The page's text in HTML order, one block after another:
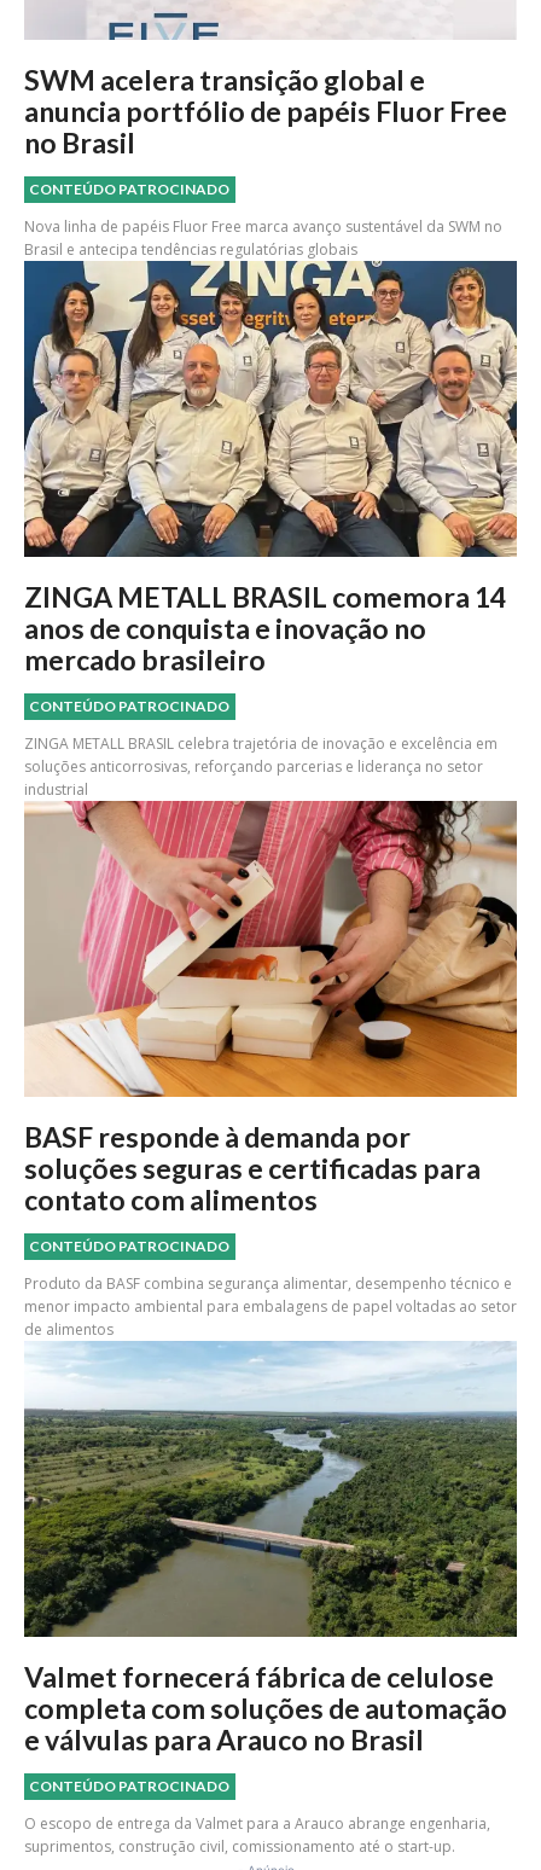
SWM acelera transição global e
anuncia portfólio de papéis Fluor Free
no Brasil
CONTEÚDO PATROCINADO
Nova linha de papéis Fluor Free marca avanço sustentável da SWM no
Brasil e antecipa tendências regulatórias globais
ZINGA METALL BRASIL comemora 14
anos de conquista e inovação no
mercado brasileiro
CONTEÚDO PATROCINADO
ZINGA METALL BRASIL celebra trajetória de inovação e excelência em
soluções anticorrosivas, reforçando parcerias e liderança no setor
industrial
BASF responde à demanda por
soluções seguras e certificadas para
contato com alimentos
CONTEÚDO PATROCINADO
Produto da BASF combina segurança alimentar, desempenho técnico e
menor impacto ambiental para embalagens de papel voltadas ao setor
de alimentos
Valmet fornecerá fábrica de celulose
completa com soluções de automação
e válvulas para Arauco no Brasil
CONTEÚDO PATROCINADO
O escopo de entrega da Valmet para a Arauco abrange engenharia,
suprimentos, construção civil, comissionamento até o start-up.